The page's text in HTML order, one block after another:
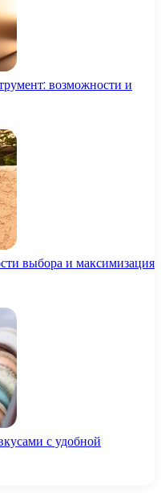
возможности и
выбора и максимизация
с удобной